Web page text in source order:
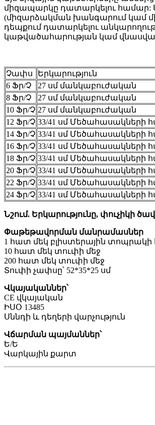
միզապարկը դատարկելու համար:
(միզարձակման խանգարում կամ
դեպքում դատարկելու
կաթվածահարության կամ
Չափս Երկարություն
6 Ֆր/Չ
27 սմ մանկաբուժական
8 Ֆր/Չ
27 սմ մանկաբուժական
10 Ֆր/Չ 27 սմ մանկաբուժական
12 Ֆր/Չ 33/41 սմ Մեծահասակների
14 Ֆր/Չ 33/41 սմ Մեծահասակների
16 Ֆր/Չ 33/41 սմ Մեծահասակների
18 Ֆր/Չ 33/41 սմ Մեծահասակների
20 Ֆր/Չ 33/41 սմ Մեծահասակների
22 Ֆր/Չ 33/41 սմ Մեծահասակների
24 Ֆր/Չ 33/41 սմ Մեծահասակների
Նշում. Երկարությունը, փուչիկի
Փաթեթավորման մանրամասներ
1 հատ մեկ բլիստերային
10 հատ մեկ տուփի մեջ
200 հատ մեկ տուփի մեջ
Տուփի չափսը՝ 52*35*25 սմ
Վկայականներ՝
CE վկայական
ԻՍՕ 13485
Սննդի և դեղերի վարչություն
Վճարման պայմաններ՝
Ե/Ե
Վարկային քարտ